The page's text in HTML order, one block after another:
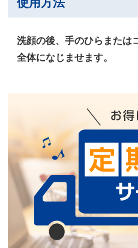
洗顔の後、手のひらまたは
全体になじませます。